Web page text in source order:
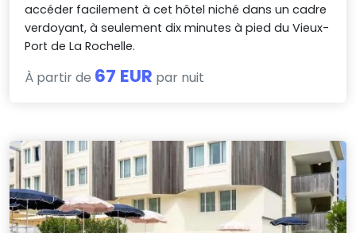
accéder facilement à cet hôtel niché dans un cadre
verdoyant, à seulement dix minutes à pied du Vieux-
Port de La Rochelle.
À partir de 67 EUR par nuit